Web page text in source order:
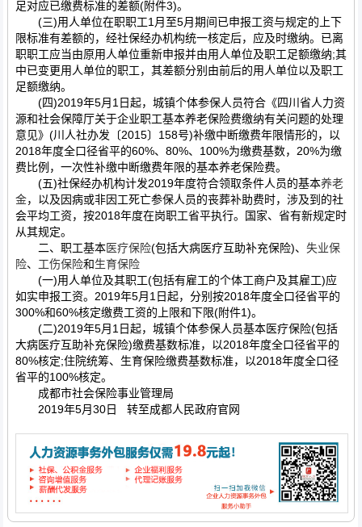
足对应已缴费标准的差额(附件3)。
(三)用人单位在职职工1月至5月期间已申报工资与规定的上下
限标准有差额的，经社保经办机构统一核定后，应及时缴纳。已离
职职工应当由原用人单位重新申报并由用人单位及职工足额缴纳;其
中已变更用人单位的职工，其差额分别由前后的用人单位以及职工
足额缴纳。
(四)2019年5月1日起，城镇个体参保人员符合《四川省人力资
源和社会保障厅关于企业职工基本养老保险费缴纳有关问题的处理
意见》(川人社办发〔2015〕158号)补缴中断缴费年限情形的，以
2018年度全口径省平的60%、80%、100%为缴费基数，20%为缴
费比例，一次性补缴中断缴费年限的基本养老保险费。
(五)社保经办机构计发2019年度符合领取条件人员的基本养老
金，以及因病或非因工死亡参保人员的丧葬补助费时，涉及到的社
会平均工资，按2018年度在岗职工省平执行。国家、省有新规定时
从其规定。
二、职工基本医疗保险(包括大病医疗互助补充保险)、 失业保
险、 工伤保险和生育保险
(一)用人单位及其职工(包括有雇工的个体工商户及其雇工)应
如实申报工资。2019年5月1日起，分别按2018年度全口径省平的
300%和60%核定缴费工资的上限和下限(附件1)。
(二)2019年5月1日起，城镇个体参保人员基本医疗保险(包括
大病医疗互助补充保险)缴费基数标准，以2018年度全口径省平的
80%核定;住院统筹、生育保险缴费基数标准，以2018年度全口径
省平的100%核定。
成都市社会保险事业管理局
2019年5月30日 转至成都人民政府官网